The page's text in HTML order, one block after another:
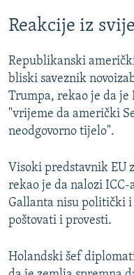
Reakcije iz
Republikanski
bliski saveznik
Trumpa, rekao je da je
"vrijeme da američki
neodgovorno tijelo".
Visoki predstavnik EU
rekao je da nalozi ICC-
Gallanta nisu politički i
poštovati i provesti.
Holandski šef